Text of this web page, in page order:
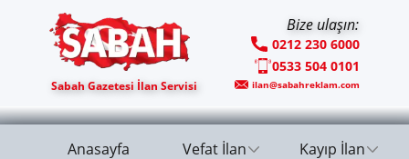
Bize ulaşın:
0212 230 6000
0533 504 0101
Sabah Gazetesi İlan Servisi ilan@sabahreklam.com
Anasayfa Vefat İlan Kayıp İlan